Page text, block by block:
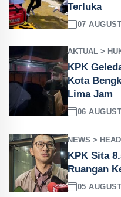
Terluka
07
AKTUAL >
KPK
Kota
Lima Jam
06
NEWS >
KPK Sita
Ruangan
05